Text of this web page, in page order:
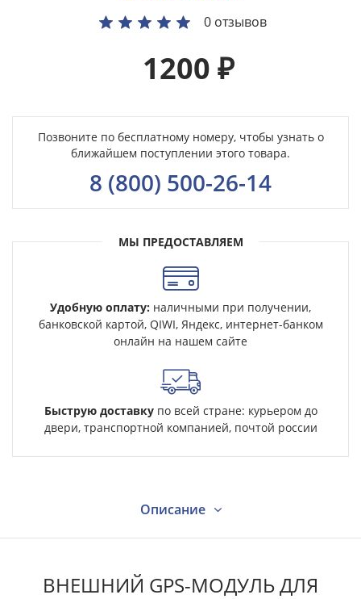
1200 ₽
0 отзывов
Позвоните по бесплатному номеру, чтобы узнать о
ближайшем поступлении этого товара.
8 (800) 500-26-14
МЫ ПРЕДОСТАВЛЯЕМ
Удобную оплату: наличными при получении,
банковской картой, QIWI, Яндекс, интернет-банком
онлайн на нашем сайте
Быструю доставкупо всей стране: курьером до
двери, транспортной компанией, почтой россии
Описание
ВНЕШНИЙ GPS-МОДУЛЬ ДЛЯ